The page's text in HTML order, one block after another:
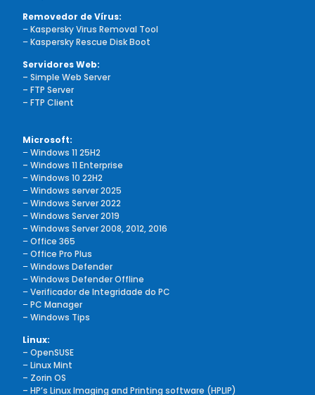
Removedor de Vírus:
–Kaspersky Virus Removal Tool
–Kaspersky Rescue Disk Boot
Servidores Web:
– Simple Web Server
– FTP Server
– FTP Client
Microsoft:
–Windows 11 25H2
– Windows 11 Enterprise
–Windows 10 22H2
–Windows server 2025
–Windows Server 2022
–Windows Server 2019
– Windows Server 2008, 2012, 2016
–Office 365
–Office Pro Plus
–Windows Defender
–Windows Defender Offline
–Verificador de Integridade do PC
–PC Manager
– Windows Tips
Linux:
– OpenSUSE
–Linux Mint
– Zorin OS
– HP’s Linux Imaging and Printing software (HPLIP)